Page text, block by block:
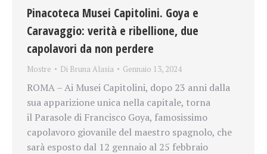
Pinacoteca Musei Capitolini. Goya e
Caravaggio: verità e ribellione, due
capolavori da non perdere
Mostre Di Bruna Alasia Gennaio 13, 2024
ROMA – Ai Musei Capitolini, dopo 23 anni dalla
sua apparizione unica nella capitale, torna
il Parasole di Francisco Goya, famosissimo
capolavoro giovanile del maestro spagnolo, che
sarà esposto dal 12 gennaio al 25 febbraio